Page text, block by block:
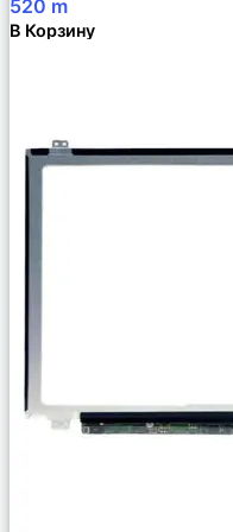
520 m
В Корзину